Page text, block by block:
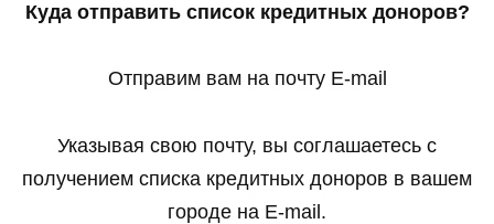
Куда отправить список кредитных доноров?
Отправим вам на почту E-mail
Указывая свою почту, вы соглашаетесь с
получением списка кредитных доноров в вашем
городе на E-mail.